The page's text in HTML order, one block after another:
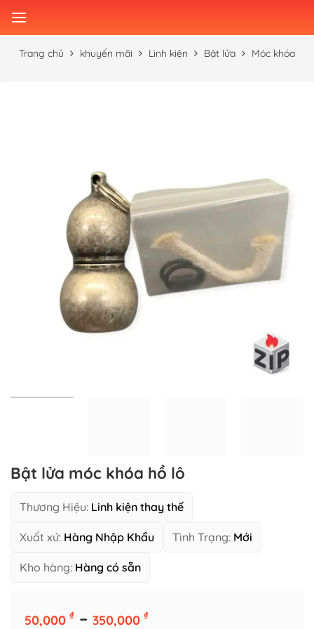
Trang chủ khuyến mãi Linh kiện Bật lửa Móc khóa
Bật lửa móc khóa hồ lô
Thương Hiệu: Linh kiện thay thế
Xuất xứ: Hàng Nhập Khẩu Tình Trạng: Mới
Kho hàng: Hàng có sẵn
50,000 ₫ – 350,000 ₫Khoảng
Số Lượng Giá Tốt